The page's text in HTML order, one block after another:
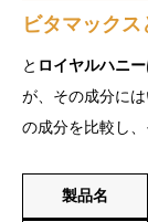
ビタマック
と ロイヤルハニー
が、その成分に
の成分を比較し
製品名